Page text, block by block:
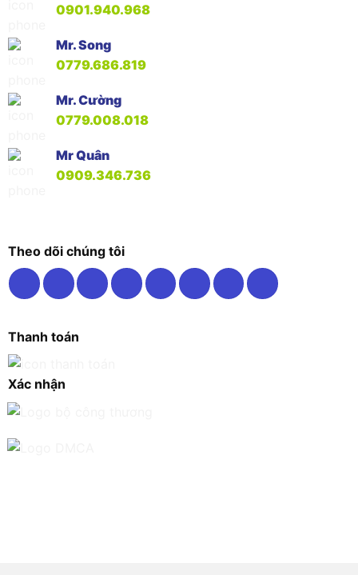
0901.940.968
Mr. Song
0779.686.819
Mr. Cường
0779.008.018
Mr Quân
0909.346.736
Theo dõi chúng tôi
Thanh toán
Xác nhận